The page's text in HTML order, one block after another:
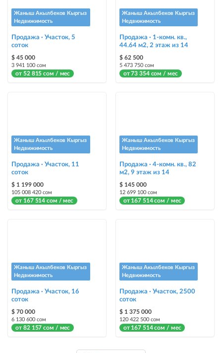
«Срочно»
Стикеры
Яркие стикеры с опциями, выделят ваш объект среди остальных и
помогут продать быстрее
Жаныш Акылбеков Кыргыз
Недвижимость
Продажа · Участок, 5
соток
$ 45 000
3 941 100 сом
от 52 815 сом / мес
Жаныш Акылбеков Кыргыз
Недвижимость
Продажа · 1-комн. кв.,
44.64 м2, 2 этаж из 14
$ 62 500
5 473 750 сом
от 73 354 сом / мес
Жаныш Акылбеков Кыргыз
Недвижимость
Продажа · Участок, 11
соток
$ 1 199 000
105 008 420 сом
от 167 514 сом / мес
Жаныш Акылбеков Кыргыз
Недвижимость
Продажа · 4-комн. кв., 82
м2, 9 этаж из 14
$ 145 000
12 699 100 сом
от 167 514 сом / мес
Жаныш Акылбеков Кыргыз
Недвижимость
Продажа · Участок, 16
соток
$ 70 000
6 130 600 сом
от 82 157 сом / мес
Жаныш Акылбеков Кыргыз
Недвижимость
Продажа · Участок, 2500
соток
$ 1 375 000
120 422 500 сом
от 167 514 сом / мес